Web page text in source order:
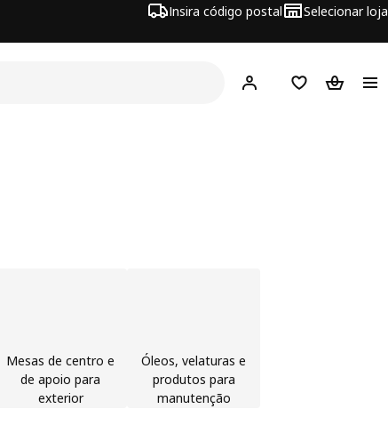
Insira código postal Selecionar loja
Hej! Inicie sessão
FavoritosCesto de
Mesas de centro e
de apoio para
exterior
Óleos, velaturas e
produtos para
manutenção